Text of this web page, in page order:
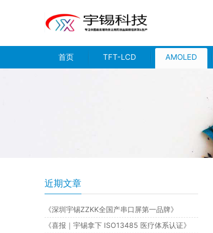
首页 TFT-LCD AMOLED
近期文章
《深圳宇锡ZZKK全国产串口屏第一品牌》
《喜报｜宇锡拿下 ISO13485 医疗体系认证》